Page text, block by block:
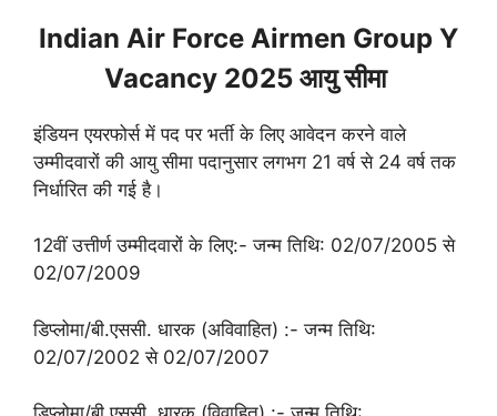
Indian Air Force Airmen Group Y
Vacancy 2025 आयु सीमा
इंडियन एयरफोर्स में पद पर भर्ती के लिए आवेदन करने वाले
उम्मीदवारों की आयु सीमा पदानुसार लगभग 21 वर्ष से 24 वर्ष तक
निर्धारित की गई है।
12वीं उत्तीर्ण उम्मीदवारों के लिए:- जन्म तिथि: 02/07/2005 से
02/07/2009
डिप्लोमा/बी.एससी. धारक (अविवाहित) :- जन्म तिथि:
02/07/2002 से 02/07/2007